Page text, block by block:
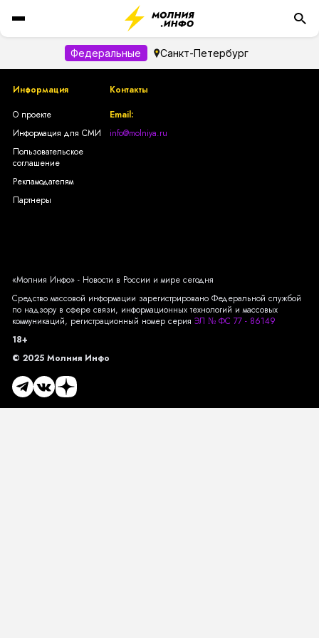
Федеральные Санкт-Петербург
Информация
Контакты
О проекте
Информация для СМИ
Пользовательское
соглашение
Рекламодателям
Партнеры
Email:
info@molniya.ru
«Молния Инфо» - Новости в России и мире сегодня
Средство массовой информации зарегистрировано Федеральной службой
по надзору в сфере связи, информационных технологий и массовых
коммуникаций, регистрационный номер серия ЭЛ № ФС 77 - 86149
18+
© 2025 Молния Инфо